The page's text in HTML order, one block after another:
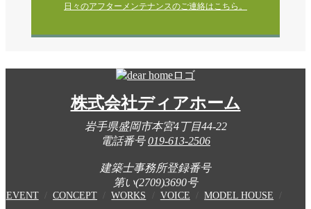
日々のアフターメンテナンスのご連絡はこちら。
株式会社ディアホーム
岩手県盛岡市本宮4丁目44-22
電話番号019-613-2506
建築士事務所登録番号
第い(2709)3690号
EVENT CONCEPT WORKS VOICE MODEL HOUSE